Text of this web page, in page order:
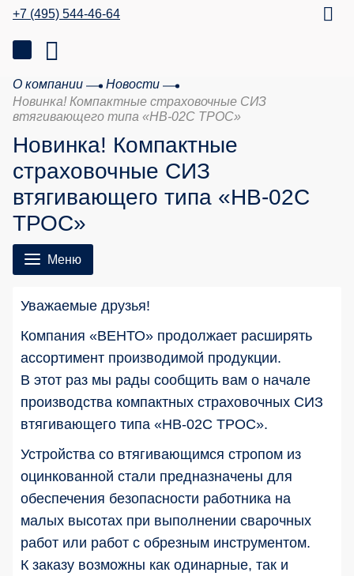
+7 (495) 544-46-64
О компании
Новости
Новинка! Компактные страховочные СИЗ
втягивающего типа «НВ-02С ТРОС»
Новинка! Компактные
страховочные СИЗ
втягивающего типа «НВ-02С
ТРОС»
Меню
Уважаемые друзья!
Компания «ВЕНТО» продолжает расширять
ассортимент производимой продукции.
В этот раз мы рады сообщить вам о начале
производства компактных страховочных СИЗ
втягивающего типа «НВ-02С ТРОС».
Устройства со втягивающимся стропом из
оцинкованной стали предназначены для
обеспечения безопасности работника на
малых высотах при выполнении сварочных
работ или работ с обрезным инструментом.
К заказу возможны как одинарные, так и